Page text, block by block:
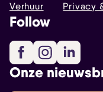
Verhuur
Privacy
Follow
FacebookInstagram
Onze